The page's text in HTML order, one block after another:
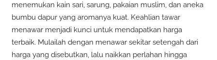
menemukan kain sari, sarung, pakaian muslim, dan aneka
bumbu dapur yang aromanya kuat. Keahlian tawar
menawar menjadi kunci untuk mendapatkan harga
terbaik. Mulailah dengan menawar sekitar setengah dari
harga yang disebutkan, lalu naikkan perlahan hingga